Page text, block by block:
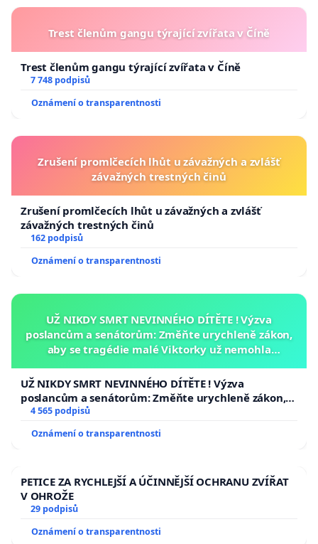
Trest členům gangu týrající zvířata v Číně
Trest členům gangu týrající zvířata v Číně
7 748 podpisů
Oznámení o transparentnosti
Zrušení promlčecích lhůt u závažných a zvlášť
závažných trestných činů
Zrušení promlčecích lhůt u závažných a zvlášť
závažných trestných činů
162 podpisů
Oznámení o transparentnosti
UŽ NIKDY SMRT NEVINNÉHO DÍTĚTE ! Výzva
poslancům a senátorům: Změňte urychleně zákon,
aby se tragédie malé Viktorky už nemohla
UŽ NIKDY SMRT NEVINNÉHO DÍTĚTE ! Výzva
poslancům a senátorům: Změňte urychleně zákon,
aby se tragédie malé Viktorky už nemohla opakovat!
4 565 podpisů
Oznámení o transparentnosti
PETICE ZA RYCHLEJŠÍ A ÚČINNĚJŠÍ OCHRANU ZVÍŘAT
V OHROŽE
29 podpisů
Oznámení o transparentnosti